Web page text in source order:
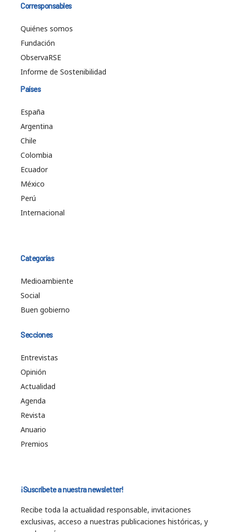
Corresponsables
Quiénes somos
Fundación
ObservaRSE
Informe de Sostenibilidad
Países
España
Argentina
Chile
Colombia
Ecuador
México
Perú
Internacional
Categorías
Medioambiente
Social
Buen gobierno
Secciones
Entrevistas
Opinión
Actualidad
Agenda
Revista
Anuario
Premios
¡Suscríbete a nuestra newsletter!
Recibe toda la actualidad responsable, invitaciones
exclusivas, acceso a nuestras publicaciones históricas, y